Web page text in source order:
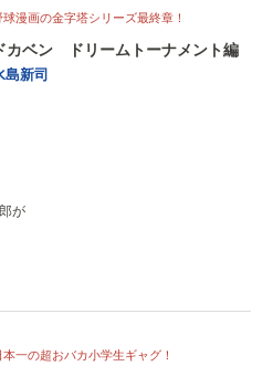
球漫画の金字塔シリーズ最終章！
カベン ドリームトーナメント編
島新司
が
本一の超おバカ小学生ギャグ！